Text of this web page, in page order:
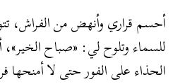
أحسم قراري وأنهض من الفراش،
للسماء وتلوح لي: «صباح
الحذاء على الفور حتى لا أمنحها